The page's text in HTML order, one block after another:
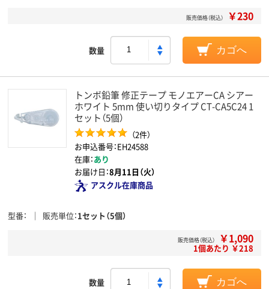
販売価格（税込） ￥230
数量 カゴへ
トンボ鉛筆 修正テープ モノエアーCA シアー
ホワイト 5mm 使い切りタイプ CT-CA5C24 1
セット（5個）
（2件）
お申込番号：EH24588
在庫：あり
お届け日：8月11日（火）
アスクル在庫商品
型番 販売単位 1セット（5個）
販売価格（税込） ￥1,090
1個あたり ￥218
数量 カゴへ